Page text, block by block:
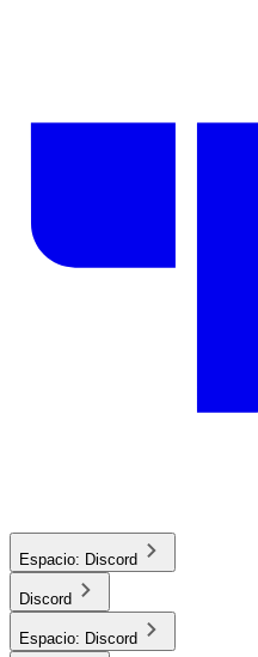
Espacio: Discord
Discord
Espacio: Discord